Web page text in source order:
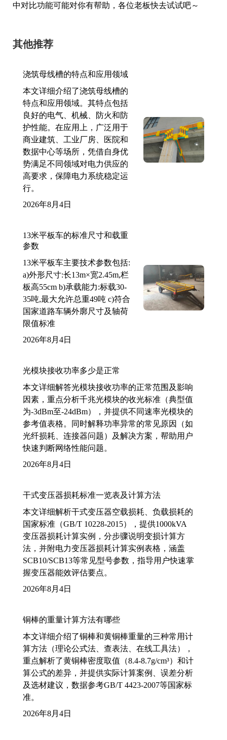
中对比功能可能对你有帮助，各位老板快去试试吧～
其他推荐
浇筑母线槽的特点和应用领域
本文详细介绍了浇筑母线槽的
特点和应用领域。其特点包括
良好的电气、机械、防火和防
护性能。在应用上，广泛用于
商业建筑、工业厂房、医院和
数据中心等场所，凭借自身优
势满足不同领域对电力供应的
高要求，保障电力系统稳定运
行。
2026年8月4日
13米平板车的标准尺寸和载重
参数
13米平板车主要技术参数包括:
a)外形尺寸:长13m×宽2.45m,栏
板高55cm b)承载能力:标载30-
35吨,最大允许总重49吨 c)符合
国家道路车辆外廓尺寸及轴荷
限值标准
2026年8月4日
光模块接收功率多少是正常
本文详细解答光模块接收功率的正常范围及影响
因素，重点分析千兆光模块的收光标准（典型值
为-3dBm至-24dBm），并提供不同速率光模块的
参考值表格。同时解释功率异常的常见原因（如
光纤损耗、连接器问题）及解决方案，帮助用户
快速判断网络性能问题。
2026年8月4日
干式变压器损耗标准一览表及计算方法
本文详细解析干式变压器空载损耗、负载损耗的
国家标准（GB/T 10228-2015），提供1000kVA
变压器损耗计算实例，分步骤说明变损计算方
法，并附电力变压器损耗计算实例表格，涵盖
SCB10/SCB13等常见型号参数，指导用户快速掌
握变压器能效评估要点。
2026年8月4日
铜棒的重量计算方法有哪些
本文详细介绍了铜棒和黄铜棒重量的三种常用计
算方法（理论公式法、查表法、在线工具法），
重点解析了黄铜棒密度取值（8.4-8.7g/cm³）和计
算公式的差异，并提供实际计算案例、误差分析
及选材建议，数据参考GB/T 4423-2007等国家标
准。
2026年8月4日